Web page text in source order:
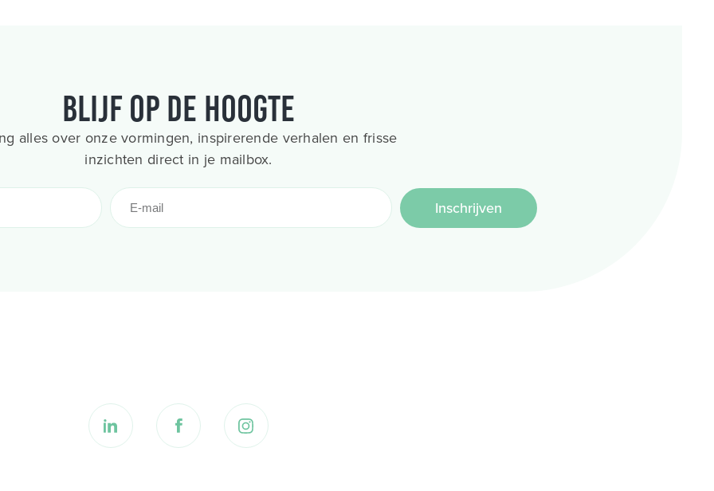
Blijf op de hoogte
alles over onze vormingen, inspirerende verhalen en frisse
inzichten direct in je mailbox.
Inschrijven